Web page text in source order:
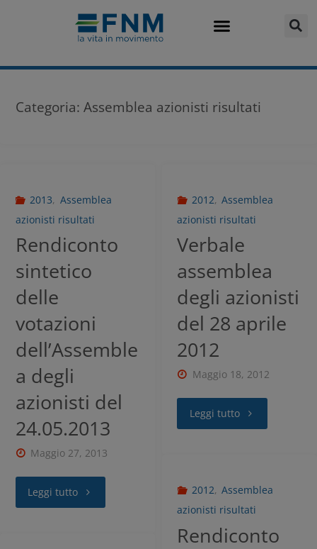
Categoria:Assemblea azionisti risultati
2013, Assemblea
azionisti risultati
Rendiconto
sintetico
delle
votazioni
dell’Assemble
a degli
azionisti del
24.05.2013
Maggio 27, 2013
Leggi tutto
2012, Assemblea
azionisti risultati
Verbale
assemblea
degli azionisti
del 28 aprile
2012
Maggio 18, 2012
Leggi tutto
2012, Assemblea
azionisti risultati
Rendiconto